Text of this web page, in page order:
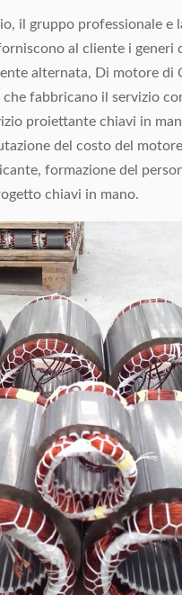
il gruppo professionale e
al cliente i generi
alternata, Di motore di
che fabbricano il servizio
proiettante chiavi in
del costo del
formazione del
chiavi in mano.